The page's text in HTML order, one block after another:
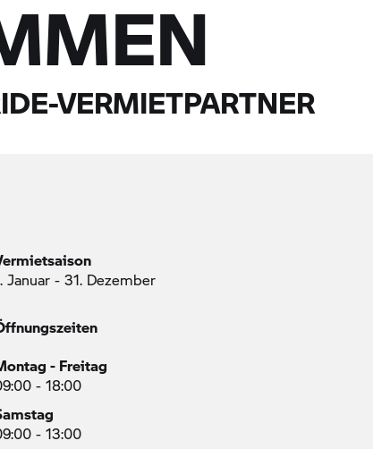
VERMIETPARTNER
Januar - 31. Dezember
- Freitag
- 18:00
- 13:00